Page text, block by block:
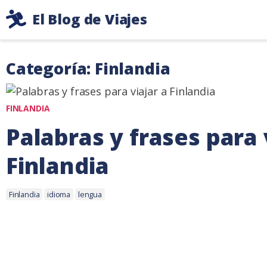
al
contenido
El Blog de Viajes
Consejos
viaje
de
Categoría: Finlandia
FINLANDIA
Palabras y frases para
Finlandia
6Etiquetas:
Finlandia idioma lengua